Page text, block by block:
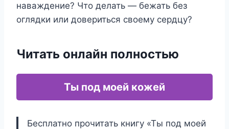
наваждение? Что делать — бежать без
оглядки или довериться своему сердцу?
Читать онлайн полностью
Ты под моей кожей
Бесплатно прочитать книгу «Ты под моей